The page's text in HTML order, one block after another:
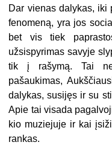
Dar vienas dalykas, iki
fenomeną, yra jos
bet vis tiek
užsispyrimas sa­vyje
tik į rašymą. Tai
pašaukimas,
dalykas, susijęs ir su
Apie tai visada
kio muziejuje ir kai
rankas.